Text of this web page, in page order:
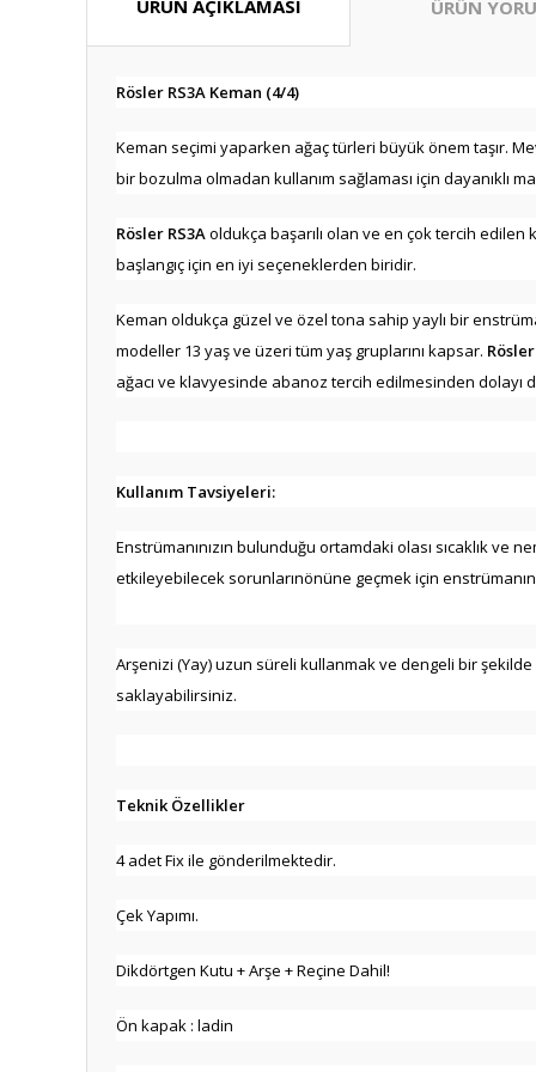
ÜRÜN AÇIKLAMASI ÜRÜN
Rösler RS3A Keman (4/4)
Keman seçimi yaparken ağaç türleri büyük önem taşır.
bir bozulma olmadan kullanım sağlaması için dayanıklı
Rösler RS3Aoldukça başarılı olan ve en çok tercih
başlangıç için en iyi seçeneklerden biridir.
Keman oldukça güzel ve özel tona sahip yaylı bir
modeller 13 yaş ve üzeri tüm yaş gruplarını kapsar.
ağacı ve klavyesinde abanoz tercih edilmesinden dolayı
Kullanım Tavsiyeleri:
Enstrümanınızın bulunduğu ortamdaki olası sıcaklık ve
etkileyebilecek sorunlarınönüne geçmek için
Arşenizi (Yay) uzun süreli kullanmak ve dengeli bir
saklayabilirsiniz.
Teknik Özellikler
4 adet Fix ile gönderilmektedir.
Çek Yapımı.
Dikdörtgen Kutu + Arşe + Reçine Dahil!
Ön kapak : ladin